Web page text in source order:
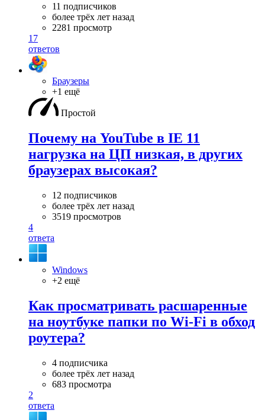
11 подписчиков
более трёх лет назад
2281 просмотр
17
ответов
Браузеры
+1 ещё
Простой
Почему на YouTube в IE 11
нагрузка на ЦП низкая, в других
браузерах высокая?
12 подписчиков
более трёх лет назад
3519 просмотров
4
ответа
Windows
+2 ещё
Как просматривать расшаренные
на ноутбуке папки по Wi-Fi в обход
роутера?
4 подписчика
более трёх лет назад
683 просмотра
2
ответа